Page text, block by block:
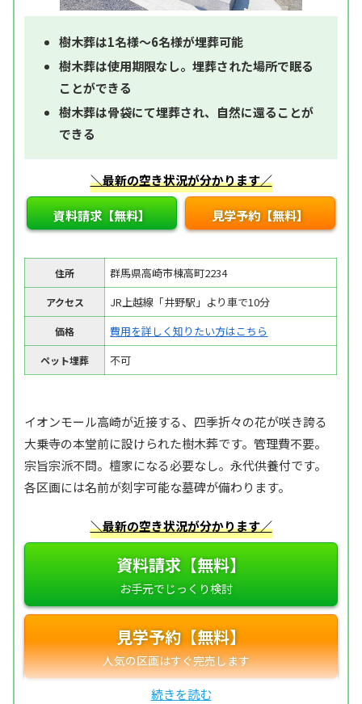
樹木葬は1名様～6名様が埋葬可能
樹木葬は使用期限なし。埋葬された場所で眠る
ことができる
樹木葬は骨袋にて埋葬され、自然に還ることが
できる
＼最新の空き状況が分かります／
資料請求【無料】 見学予約【無料】
住所 群馬県高崎市棟高町2234
アクセス JR上越線「井野駅」より車で10分
価格 費用を詳しく知りたい方はこちら
ペット埋葬 不可
イオンモール高崎が近接する、四季折々の花が咲き誇る
大乗寺の本堂前に設けられた樹木葬です。管理費不要。
宗旨宗派不問。檀家になる必要なし。永代供養付です。
各区画には名前が刻字可能な墓碑が備わります。
＼最新の空き状況が分かります／
資料請求【無料】
見学予約【無料】